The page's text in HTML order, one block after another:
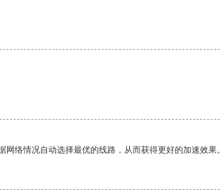
络情况自动选择最优的线路，从而获得更好的加速效果。